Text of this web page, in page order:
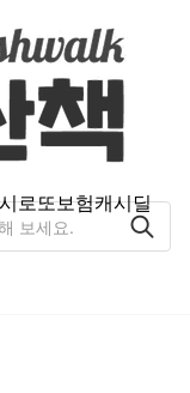
로또보험캐시딜